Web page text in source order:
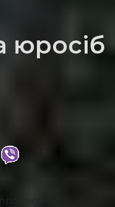
юросіб
год!